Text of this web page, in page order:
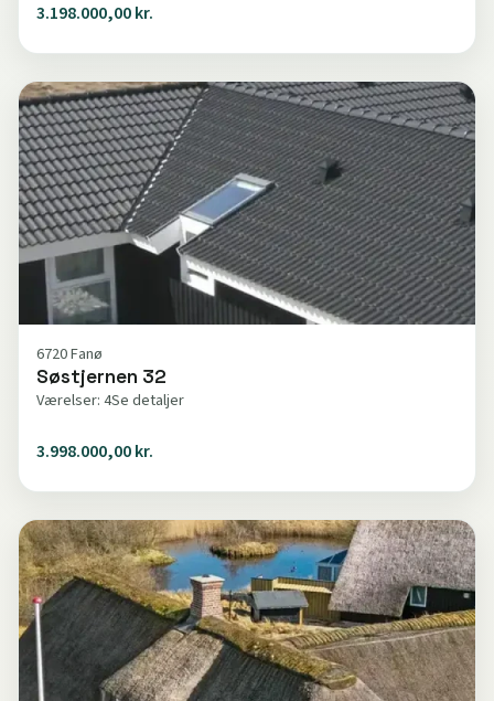
3.198.000,00 kr.
6720 Fanø
Søstjernen 32
Værelser: 4Se detaljer
3.998.000,00 kr.